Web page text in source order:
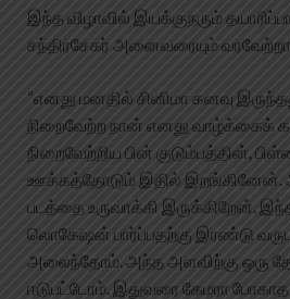
இந்த விழாவில் இயக்குநரும்
சந்திரசேகர் அனைவரையும்
”எனது மனதில் சினிமா கனவு
நிறைவேற்ற நான் எனது வாழ்க்கைக்
நிறைவேற்றிய பின் குடும்பத்தின்,
ஊக்கத்தோடும் இதில் இறங்கினேன்.
படத்தை உருவாக்கி இருக்கிறேன்.
லொகேஷன் பார்ப்பதற்கு இரண்டு
அலைந்தோம். அந்த அளவிற்கு ஒரு
ஈடுபட்டோம். இதுவரை கேமரா